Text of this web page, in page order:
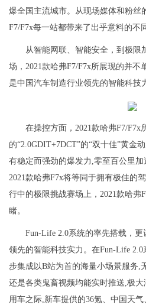
爆全国主流城市。从现场媒体和粉丝
F7/F7x每一站都带来了出乎意料的不
从智能网联、智能安全，到极限
场，2021款哈弗F7/F7x所展现的并不
是中国汽车制造行业领先的智能科技
在操控方面，2021款哈弗F7/F7x
的“2.0GDIT+7DCT”的“双十佳”黄金
有稳定而强劲的爆发力,零至百公里
2021款哈弗F7x将等同于拥有极佳的
行中的极限挑战赛场上，2021款哈弗
睹。
Fun-Life 2.0系统的率先搭载，更
领先的智能科技实力。在Fun-Life 2.0
步集成以B站为首的海量小场景服务,
还是各类鬼畜视频均能实时推送,极
用车之际,新车提供的36氪、中国天